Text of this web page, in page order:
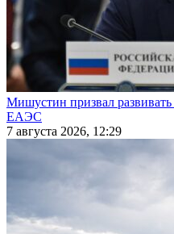
Мишустин призвал развивать
ЕАЭС
7 августа 2026, 12:29